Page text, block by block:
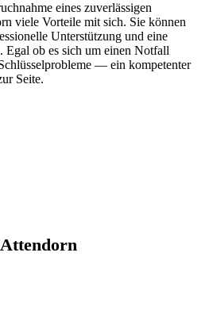
eines zuverlässigen
viele Vorteile mit sich.​ Sie können
Unterstützung und eine
Egal ob es sich um einen Notfall
― ein kompetenter
Seite.​